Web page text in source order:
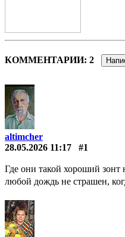
КОММЕНТАРИИ: 2
altimcher
28.05.2026 11:17
#1
Где они такой хороший зонт
любой дождь не страшен,